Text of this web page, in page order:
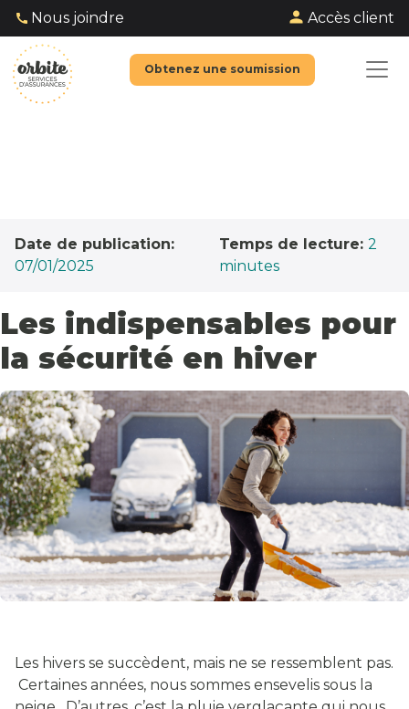
Nous joindre Accès client
Obtenez une soumission
Date de publication:
07/01/2025
Temps de lecture: 2
minutes
Les indispensables pour
la sécurité en hiver
Les hivers se succèdent, mais ne se ressemblent pas.
Certaines années, nous sommes ensevelis sous la